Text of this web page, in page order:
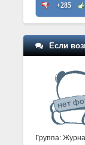
+285
Если
Группа: